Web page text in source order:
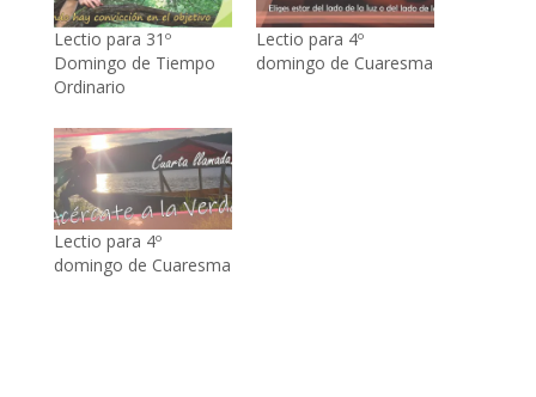
Lectio para 31º
Domingo de Tiempo
Ordinario
Lectio para 4º
domingo de Cuaresma
Lectio para 4º
domingo de Cuaresma